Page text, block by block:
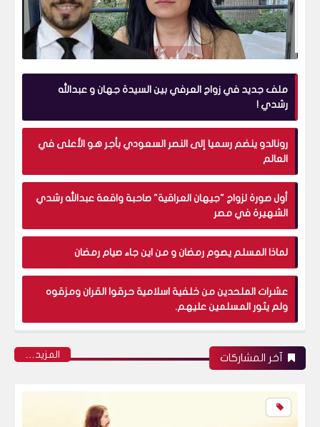
الشيخ سالم الطويل ، الدعاة في كاس العالم قطر
2022 - هم تجار دين بل هم لايفهمون الاسلام! ذاكر
الأخبار
بعد مصافحة السيسي وأردوغان.. اختفاء شعار رابعة
واتهامات بالتخابر بين الإخوان
الأخبار
النضر بن الحارث، مثقف قريش الذي أحرج محمد
ملف جديد في زواج العرفي بين السيدة جهان و عبدالله
رشدي !
رونالدو ينضم رسميا إلى النصر السعودي بأجر هو الأعلى في
العالم
أول صورة لزواج "جيهان العراقية" صاحبة واقعة عبدالله رشدي
الشهيرة في مصر
لماذا المسلم يصوم رمضان و من اين جاء صيام رمضان
عشرات الملحدين من خلفية اسلامية حرقوا القران ومزقوه
ولم يثور المسلمين عليهم.
آخر المشاركات ‏المزيد…